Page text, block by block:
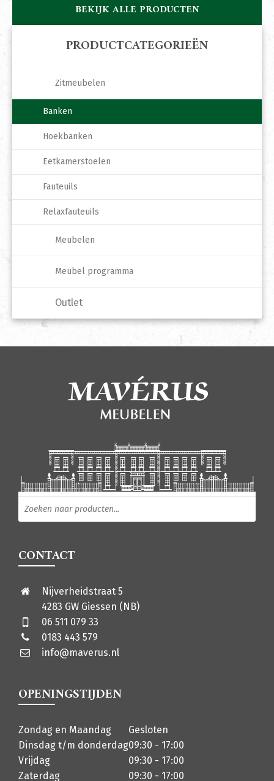
BEKIJK ALLE PRODUCTEN
PRODUCTCATEGORIEËN
Zitmeubelen
Banken
Hoekbanken
Eetkamerstoelen
Fauteuils
Relaxfauteuils
Meubelen
Meubel programma
Outlet
Producten zoeken
CONTACT
Nijverheidstraat 5
4283 GW Giessen (NB)
06 511 079 33
0183 443 579
info@maverus.nl
OPENINGSTIJDEN
Zondag en Maandag
Gesloten
Dinsdag t/m donderdag09:30 - 17:00
Vrijdag
09:30 - 17:00
Zaterdag
09:30 - 17:00